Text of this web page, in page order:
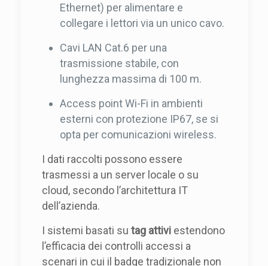
Ethernet) per alimentare e
collegare i lettori via un unico cavo.
Cavi LAN Cat.6 per una
trasmissione stabile, con
lunghezza massima di 100 m.
Access point Wi-Fi in ambienti
esterni con protezione IP67, se si
opta per comunicazioni wireless.
I dati raccolti possono essere
trasmessi a un server locale o su
cloud, secondo l’architettura IT
dell’azienda.
I sistemi basati sutag attivi estendono
l’efficacia dei controlli accessi a
scenari in cui il badge tradizionale non